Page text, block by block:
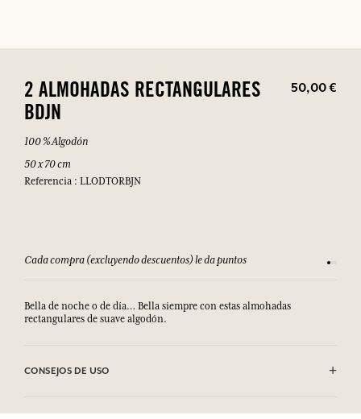
2 ALMOHADAS RECTANGULARES
BDJN
50,00 €
100 % Algodón
50 x 70 cm
Referencia : LLODTORBJN
Cada compra (excluyendo descuentos) le da puntos
Bella de noche o de día… Bella siempre con estas almohadas
rectangulares de suave algodón.
CONSEJOS DE USO